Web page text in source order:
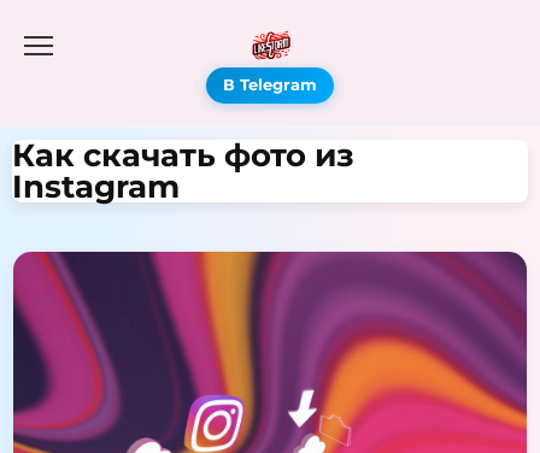
В Telegram
Как скачать фото из
Instagram